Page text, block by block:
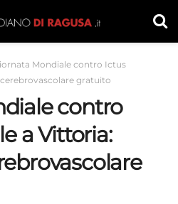
Mondiale contro Ictus
gratuito
contro
a Vittoria: